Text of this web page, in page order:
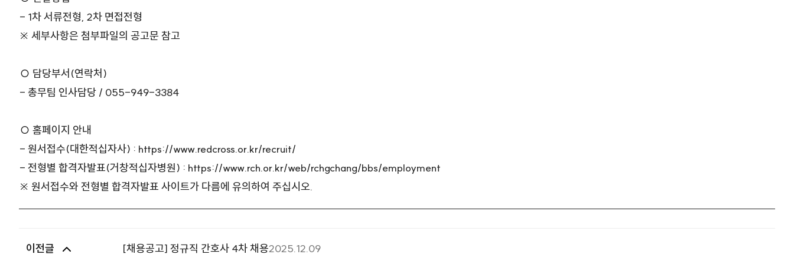
- 1차 서류전형, 2차 면접전형
※ 세부사항은 첨부파일의 공고문 참고
○ 담당부서(연락처)
- 총무팀 인사담당 / 055-949-3384
○ 홈페이지 안내
- 원서접수(대한적십자사) : https://www.redcross.or.kr/recruit/
- 전형별 합격자발표(거창적십자병원) : https://www.rch.or.kr/web/rchgchang/bbs/employment
※ 원서접수와 전형별 합격자발표 사이트가 다름에 유의하여 주십시오.
이전글 [채용공고] 정규직 간호사 4차 채용2025.12.09